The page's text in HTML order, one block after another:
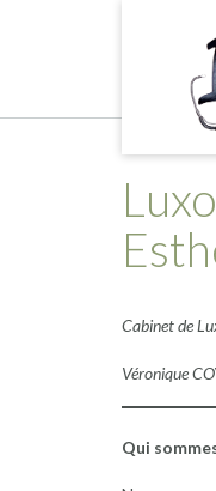
Cabinet de
Véronique
Qui